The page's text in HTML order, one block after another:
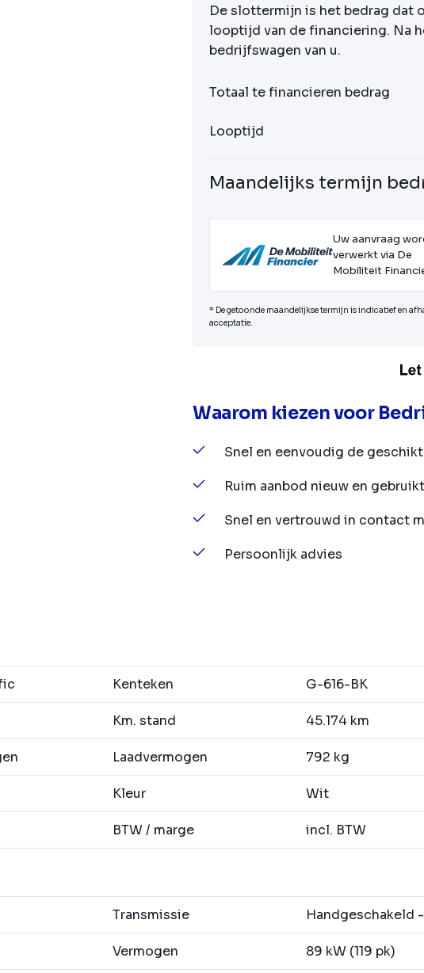
De slottermijn is het bedrag dat
looptijd van de financiering. Na
bedrijfswagen van u.
Totaal te financieren bedrag
Looptijd
Maandelijks termijn
Uw aanvraag
verwerkt via De
Mobiliteit
* De getoonde maandelijkse termijn is indicatief en
acceptatie.
Waarom kiezen voor
Snel en eenvoudig de
Ruim aanbod nieuw en
Snel en vertrouwd in contact
Persoonlijk advies
Kenteken G-616-BK
Km. stand 45.174 km
Laadvermogen 792 kg
Kleur Wit
BTW / marge incl. BTW
Transmissie Handgeschakeld
Vermogen 89 kW (119 pk)